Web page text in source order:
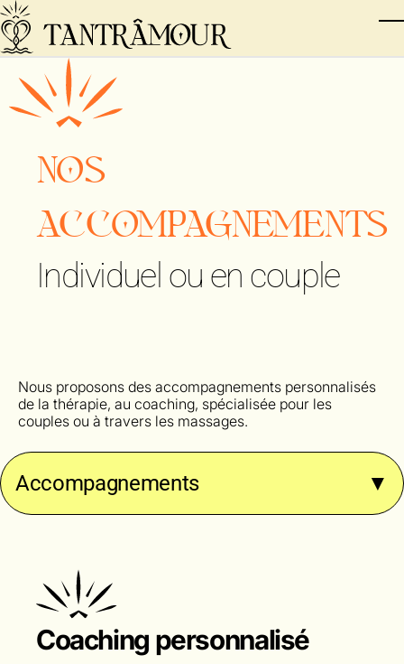
Skip to main content
NOS
ACCOMPAGNEMENTS
Individuel ou en couple
Nous proposons des accompagnements personnalisés
de la thérapie, au coaching, spécialisée pour les
couples ou à travers les massages.
Accompagnements ▼
Coaching personnalisé